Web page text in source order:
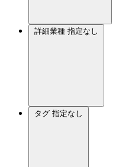
詳細業種 指定なし
タグ 指定なし